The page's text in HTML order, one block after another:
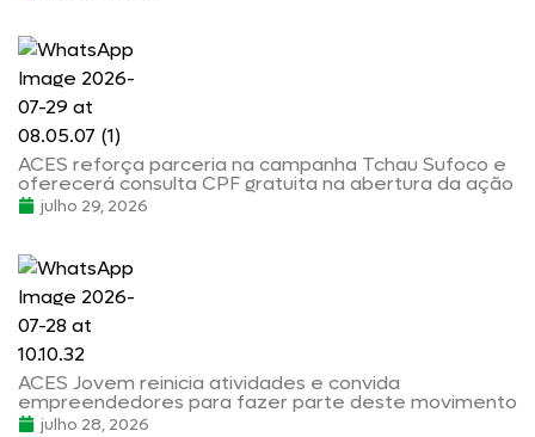
ACES reforça parceria na campanha Tchau Sufoco e
oferecerá consulta CPF gratuita na abertura da ação
julho 29, 2026
ACES Jovem reinicia atividades e convida
empreendedores para fazer parte deste movimento
julho 28, 2026